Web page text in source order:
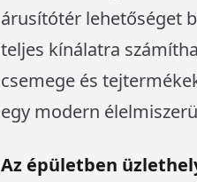
árusítótér lehetőséget
teljes kínálatra
csemege és
egy modern
Az épületben